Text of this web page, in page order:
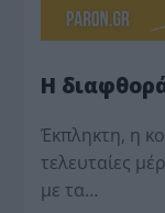
Η
Έκπληκτη, η
τελευταίες
με τα…